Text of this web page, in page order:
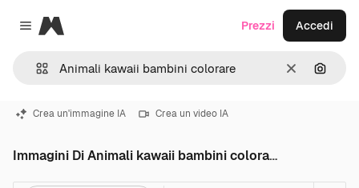
Close menu
Magnific
CancellaCerca
Prezzi Accedi
Crea un'immagine IA Crea un video IA
Immagini Di Animali kawaii bambini colorare